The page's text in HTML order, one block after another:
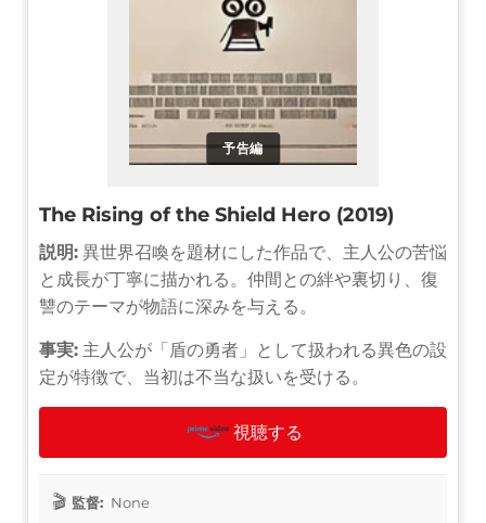
予告編
The Rising of the Shield Hero (2019)
説明: 異世界召喚を題材にした作品で、主人公の苦悩
と成長が丁寧に描かれる。仲間との絆や裏切り、復
讐のテーマが物語に深みを与える。
事実: 主人公が「盾の勇者」として扱われる異色の設
定が特徴で、当初は不当な扱いを受ける。
視聴する
監督: None